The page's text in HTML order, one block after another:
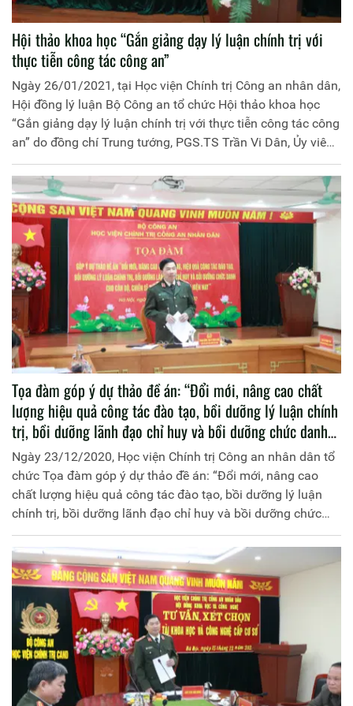
Hội thảo khoa học “Gắn giảng dạy lý luận chính trị với
thực tiễn công tác công an”
Ngày 26/01/2021, tại Học viện Chính trị Công an nhân dân,
Hội đồng lý luận Bộ Công an tổ chức Hội thảo khoa học
“Gắn giảng dạy lý luận chính trị với thực tiễn công tác công
an” do đồng chí Trung tướng, PGS.TS Trần Vi Dân, Ủy viên
Hội đồng lý luận Bộ Công an, Giám đốc Học viện chủ trì.
Tọa đàm góp ý dự thảo đề án: “Đổi mới, nâng cao chất
lượng hiệu quả công tác đào tạo, bồi dưỡng lý luận chính
trị, bồi dưỡng lãnh đạo chỉ huy và bồi dưỡng chức danh
cho cán bộ, chiến sĩ Công an nhân dân trong giai đoạn
hiện nay”
Ngày 23/12/2020, Học viện Chính trị Công an nhân dân tổ
chức Tọa đàm góp ý dự thảo đề án: “Đổi mới, nâng cao
chất lượng hiệu quả công tác đào tạo, bồi dưỡng lý luận
chính trị, bồi dưỡng lãnh đạo chỉ huy và bồi dưỡng chức
danh cho cán bộ, chiến sĩ Công an nhân dân trong giai
đoạn hiện nay”. Đồng chí Trung tướng, PGS.TS Trần Vi
Dân, Giám đốc Học viện Chính trị Công an nhân dân chủ trì
Tọa đàm.